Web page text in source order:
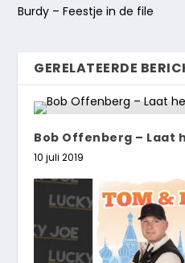
Burdy – Feestje in de file
GERELATEERDE
Bob Offenberg – Laat
10 juli 2019